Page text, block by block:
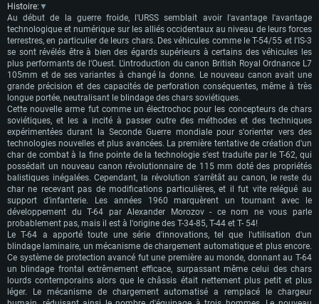
Histoire: ▼
Au début de la guerre froide, l'URSS semblait avoir l'avantage l'avantage
technologique et numérique sur les alliés occidentaux au niveau de leurs forces
terrestres, en particulier de leurs chars. Des véhicules comme le T-54/55 et l'IS-3
se sont révélés être à bien des égards supérieurs à certains des véhicules les
plus performants de l'Ouest. L'introduction du canon British Royal Ordnance L7
105mm et de ses variantes à changé la donne. Le nouveau canon avait une
grande précision et des capacités de perforation conséquentes, même à très
longue portée, neutralisant le blindage des chars soviétiques.
Cette nouvelle arme fut comme un électrochoc pour les concepteurs de chars
soviétiques, et les a incité à passer outre des méthodes et des techniques
expérimentées durant la Seconde Guerre mondiale pour s'orienter vers des
technologies nouvelles et plus avancées. La première tentative de création d'un
char de combat à la fine pointe de la technologie s'est traduite par le T-62, qui
possédait un nouveau canon révolutionnaire de 115 mm doté des propriétés
balistiques inégalées.Cependant, la révolution s’arrêtât au canon, le reste du
char ne recevant pas de modifications particulières, et il fut vite relégué au
support d'infanterie. Les années 1960 marquèrent un tournant avec le
développement du T-64 parAlexander Morozov - ce nom ne vous parle
probablement pas, mais il est à l'origine des T-34-85, T-44 et T- 54!
Le T-64 a apporté toute une série d'innovations, tel que l'utilisation d'un
blindage laminaire, un mécanisme de chargement automatique et plus encore.
Ce système de protection avancé fut une première au monde, donnant au T-64
un blindage frontal extrêmement efficace, surpassant même celui des chars
lourds contemporains alors que le châssis était nettement plus petit et plus
léger. Le mécanisme de chargement automatisé a remplacé le chargeur